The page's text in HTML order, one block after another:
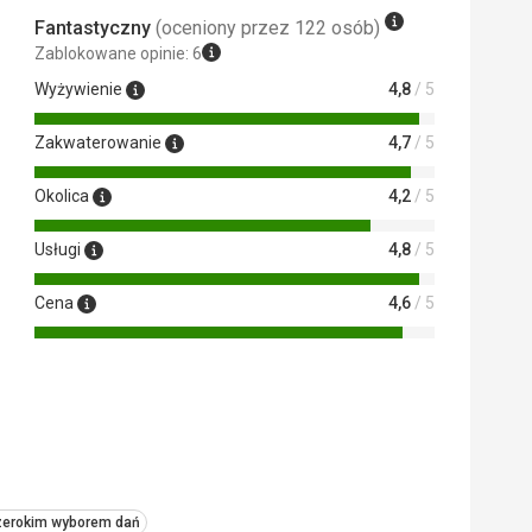
Translate
Google Translate
Fantastyczny (oceniony przez 122 osób)
Zablokowane opinie: 6
Wyżywienie
4,8/ 5
Zakwaterowanie 4,7/ 5
Okolica 4,2/ 5
Usługi 4,8/ 5
Cena 4,6/ 5
wyborem dań